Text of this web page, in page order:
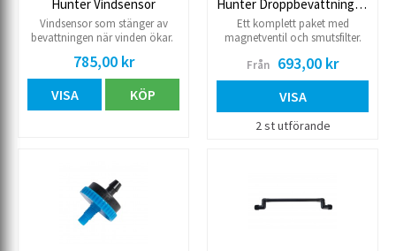
Hunter Vindsensor
Vindsensor som stänger av
bevattningen när vinden ökar.
785,00 kr
VISA KÖP
Hunter Droppbevattningskit
Ett komplett paket med
magnetventil och smutsfilter.
1.4 till 8.0 kg Flöde 2 till 55 l/min
Från 693,00 kr
VISA
2 st utförande